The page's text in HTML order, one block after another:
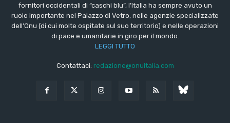
fornitori occidentali di “caschi blu”, l’Italia ha sempre avuto un
ruolo importante nel Palazzo di Vetro, nelle agenzie specializzate
dell’Onu (di cui molte ospitate sul suo territorio) e nelle operazioni
di pace e umanitarie in giro per il mondo.
LEGGI TUTTO
Contattaci: redazione@onuitalia.com